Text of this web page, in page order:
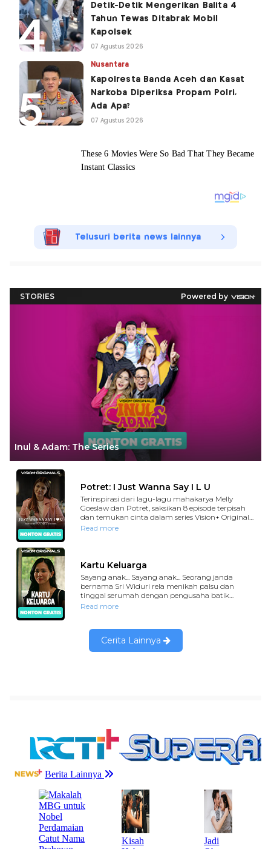
Detik-Detik Mengerikan Balita 4
Tahun Tewas Ditabrak Mobil
Kapolsek
07 Agustus 2026
Nusantara
Kapolresta Banda Aceh dan Kasat
Narkoba Diperiksa Propam Polri,
Ada Apa?
07 Agustus 2026
Telusuri berita news lainnya